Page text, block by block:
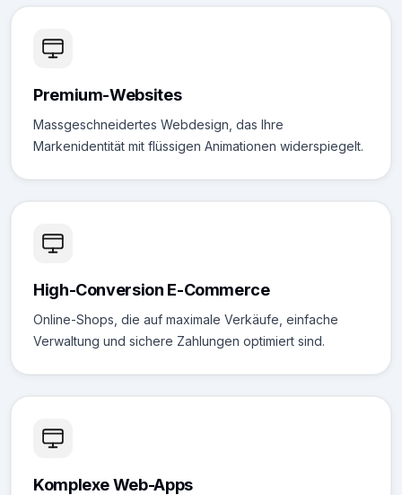
Premium-Websites
Massgeschneidertes Webdesign, das Ihre
Markenidentität mit flüssigen Animationen widerspiegelt.
High-Conversion E-Commerce
Online-Shops, die auf maximale Verkäufe, einfache
Verwaltung und sichere Zahlungen optimiert sind.
Komplexe Web-Apps